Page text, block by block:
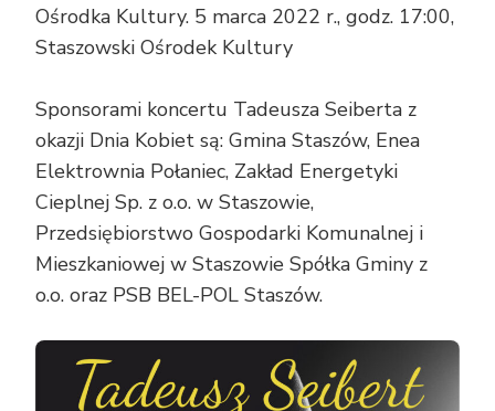
Ośrodka Kultury. 5 marca 2022 r., godz. 17:00,
Staszowski Ośrodek Kultury
Sponsorami koncertu Tadeusza Seiberta z
okazji Dnia Kobiet są: Gmina Staszów, Enea
Elektrownia Połaniec, Zakład Energetyki
Cieplnej Sp. z o.o. w Staszowie,
Przedsiębiorstwo Gospodarki Komunalnej i
Mieszkaniowej w Staszowie Spółka Gminy z
o.o. oraz PSB BEL-POL Staszów.